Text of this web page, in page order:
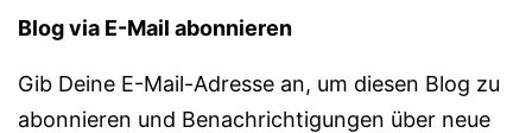
Blog via E-Mail abonnieren
Gib Deine E-Mail-Adresse an, um diesen Blog zu
abonnieren und Benachrichtigungen über neue